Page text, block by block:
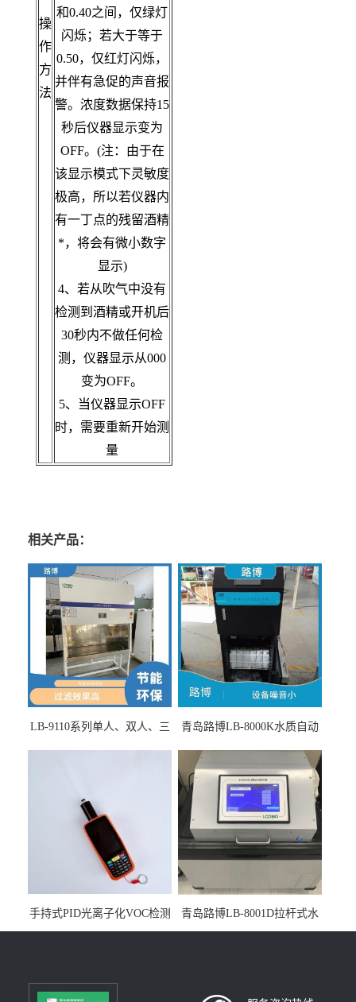
操
作
方
法
和0.40之间，仅绿灯
闪烁；若大于等于
0.50，仅红灯闪烁，
并伴有急促的声音报
警。浓度数据保持15
秒后仪器显示变为
OFF。(注：由于在
该显示模式下灵敏度
极高，所以若仪器内
有一丁点的残留酒精
*，将会有微小数字
显示)
4、若从吹气中没有
检测到酒精或开机后
30秒内不做任何检
测，仪器显示从000
变为OFF。
5、当仪器显示OFF
时，需要重新开始测
量
相关产品：
LB-9110系列单人、双人、三
青岛路博LB-8000K水质自动
手持式PID光离子化VOC检测
仪（挥发性有机物设备）
青岛路博LB-8001D拉杆式水
质采样器